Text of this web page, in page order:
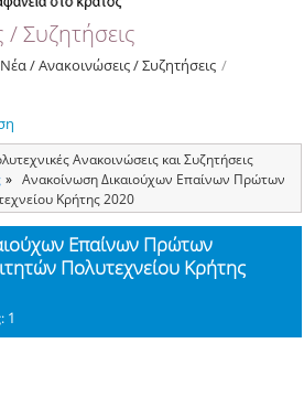
/ Συζητήσεις
Νέα / Ανακοινώσεις / Συζητήσεις /
Ανακοινώσεις και Συζητήσεις
Ανακοίνωση Δικαιούχων Επαίνων Πρώτων
Κρήτης 2020
Επαίνων Πρώτων
Πολυτεχνείου Κρήτης
1